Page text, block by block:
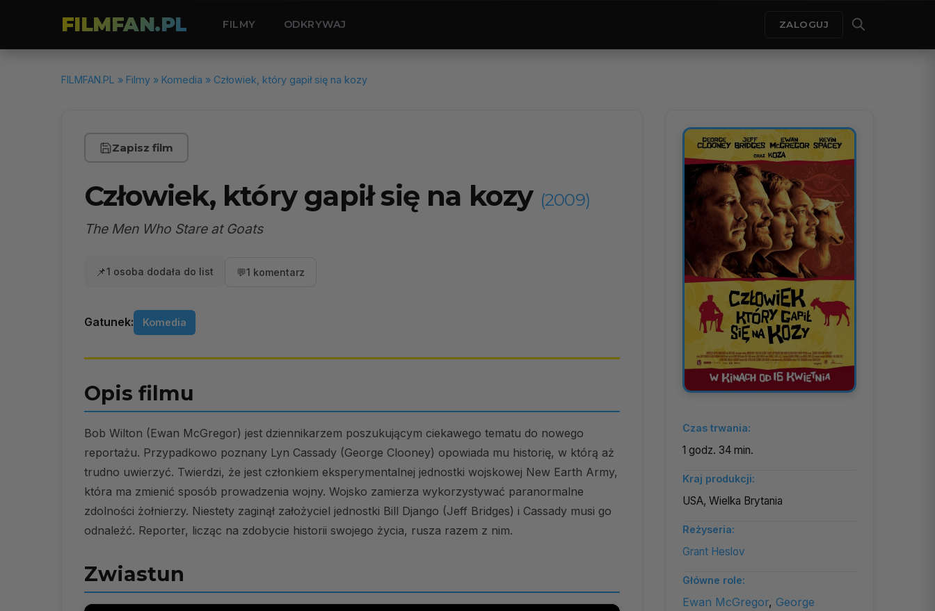
FILMFAN.PL FILMY ODKRYWAJ ZALOGUJ
FILMFAN.PL » Filmy » Komedia » Człowiek, który gapił się na kozy
Zapisz film
Człowiek, który gapił się na kozy (2009)
The Men Who Stare at Goats
📌1 osoba dodała do list 💬1 komentarz
Gatunek: Komedia
Opis filmu
Bob Wilton (Ewan McGregor) jest dziennikarzem poszukującym ciekawego tematu do nowego
reportażu. Przypadkowo poznany Lyn Cassady (George Clooney) opowiada mu historię, w którą aż
trudno uwierzyć. Twierdzi, że jest członkiem eksperymentalnej jednostki wojskowej New Earth Army,
która ma zmienić sposób prowadzenia wojny. Wojsko zamierza wykorzystywać paranormalne
zdolności żołnierzy. Niestety zaginął założyciel jednostki Bill Django (Jeff Bridges) i Cassady musi go
odnaleźć. Reporter, licząc na zdobycie historii swojego życia, rusza razem z nim.
Zwiastun
Czas trwania:
1 godz. 34 min.
Kraj produkcji:
USA, Wielka Brytania
Reżyseria:
Grant Heslov
Główne role:
Ewan McGregor, George